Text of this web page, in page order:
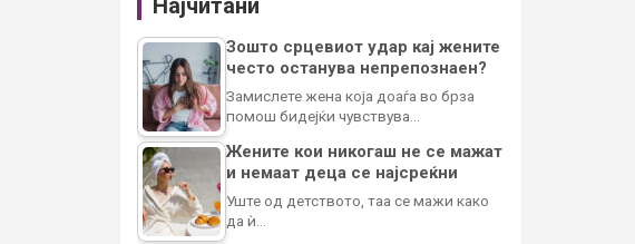
Зошто срцевиот удар кај жените
често останува непрепознаен?
Замислете жена која доаѓа во брза
помош бидејќи чувствува…
Жените кои никогаш не се мажат
и немаат деца се најсреќни
Уште од детството, таа се мажи како
да ѝ…